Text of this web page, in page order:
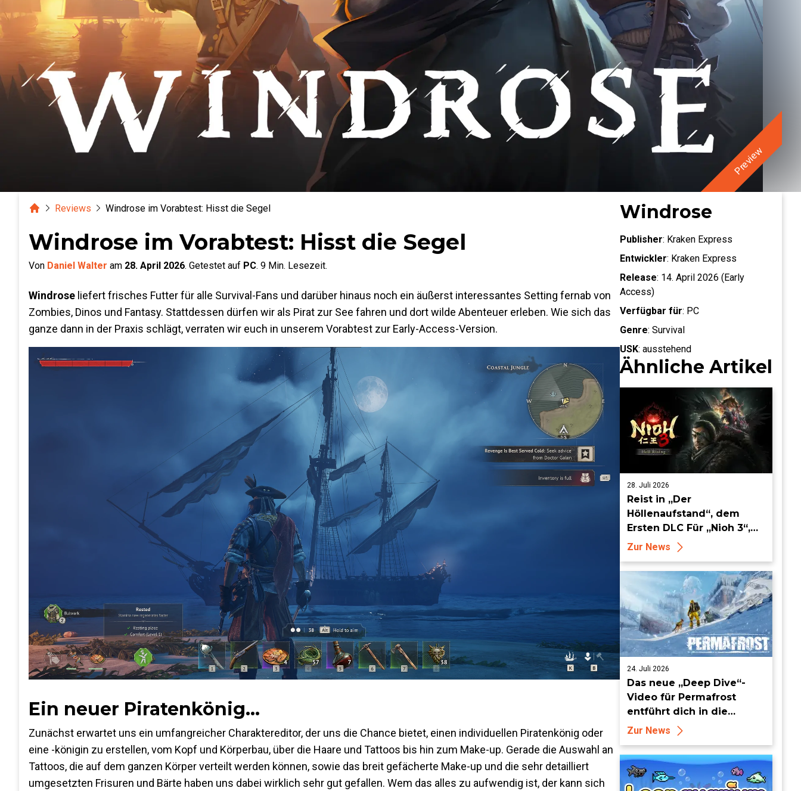
Preview
HomeReviews Windrose im Vorabtest: Hisst die Segel
Windrose im Vorabtest: Hisst die Segel
Von Daniel Walter am 28. April 2026. Getestet auf PC. 9 Min. Lesezeit.
Windrose liefert frisches Futter für alle Survival-Fans und darüber hinaus noch ein äußerst interessantes Setting fernab von
Zombies, Dinos und Fantasy. Stattdessen dürfen wir als Pirat zur See fahren und dort wilde Abenteuer erleben. Wie sich das
ganze dann in der Praxis schlägt, verraten wir euch in unserem Vorabtest zur Early-Access-Version.
Ein neuer Piratenkönig...
Zunächst erwartet uns ein umfangreicher Charaktereditor, der uns die Chance bietet, einen individuellen Piratenkönig oder
eine -königin zu erstellen, vom Kopf und Körperbau, über die Haare und Tattoos bis hin zum Make-up. Gerade die Auswahl an
Tattoos, die auf dem ganzen Körper verteilt werden können, sowie das breit gefächerte Make-up und die sehr detailliert
umgesetzten Frisuren und Bärte haben uns dabei wirklich sehr gut gefallen. Wem das alles zu aufwendig ist, der kann sich
Windrose
Publisher: Kraken Express
Entwickler: Kraken Express
Release: 14. April 2026 (Early
Access)
Verfügbar für: PC
Genre: Survival
USK: ausstehend
Ähnliche Artikel
28. Juli 2026
Reist in „Der
Höllenaufstand“, dem
Ersten DLC Für „Nioh 3“,
ab dem 19. August in die
Keian-Ära!
Zur News
24. Juli 2026
Das neue „Deep Dive“-
Video für Permafrost
entführt dich in die
erbarmungslose weiße
Zur News